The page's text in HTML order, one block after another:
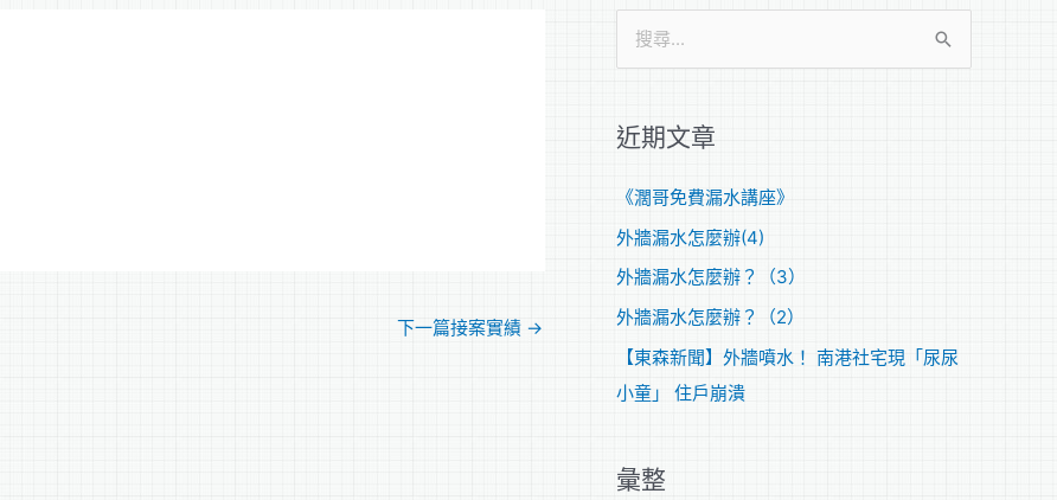
下一篇接案實績 →
鍵
字
近期文章
《濶哥免費漏水講座》
外牆漏水怎麼辦(4)
外牆漏水怎麼辦？（3）
外牆漏水怎麼辦？（2）
【東森新聞】外牆噴水！ 南港社宅現「尿尿
小童」 住戶崩潰
彙整